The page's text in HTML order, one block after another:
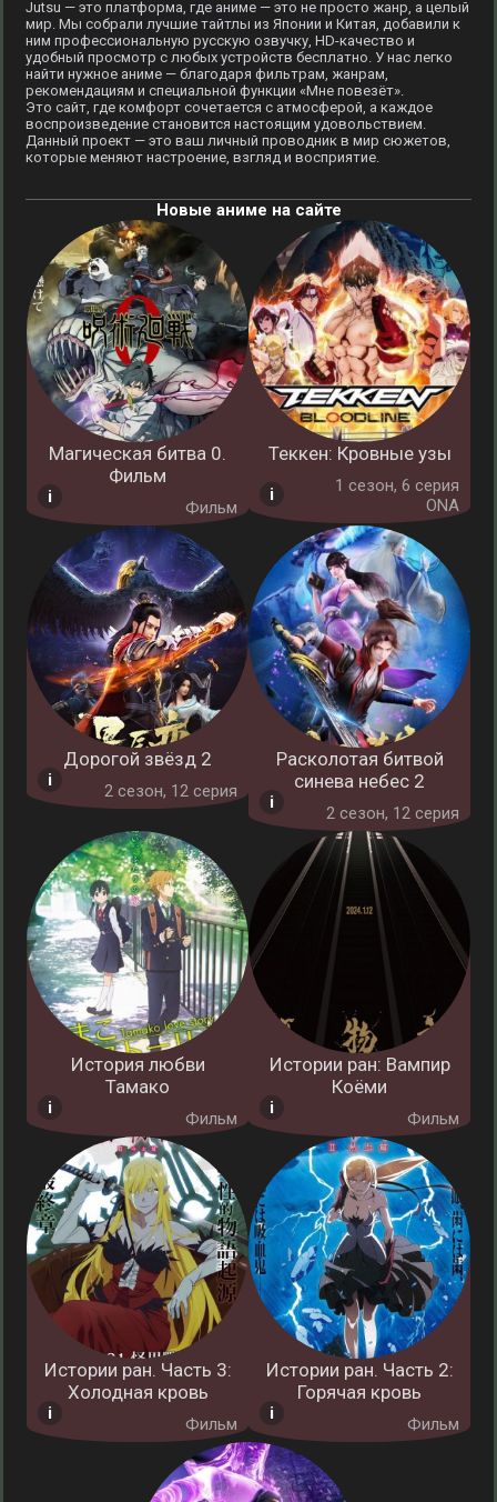
Jutsu — это платформа, где аниме — это не просто жанр, а целый
мир. Мы собрали лучшие тайтлы из Японии и Китая, добавили к
ним профессиональную русскую озвучку, HD-качество и
удобный просмотр с любых устройств бесплатно. У нас легко
найти нужное аниме — благодаря фильтрам, жанрам,
рекомендациям и специальной функции «Мне повезёт».
Это сайт, где комфорт сочетается с атмосферой, а каждое
воспроизведение становится настоящим удовольствием.
Данный проект — это ваш личный проводник в мир сюжетов,
которые меняют настроение, взгляд и восприятие.
Новые аниме на сайте
Магическая битва 0.
Фильм
Фильм
Теккен: Кровные узы
1 cезон, 6 серия
ONA
Дорогой звёзд 2
2 cезон, 12 серия
Расколотая битвой
синева небес 2
2 cезон, 12 серия
История любви
Тамако
Фильм
Истории ран: Вампир
Коёми
Фильм
Истории ран. Часть 3:
Холодная кровь
Фильм
Истории ран. Часть 2:
Горячая кровь
Фильм